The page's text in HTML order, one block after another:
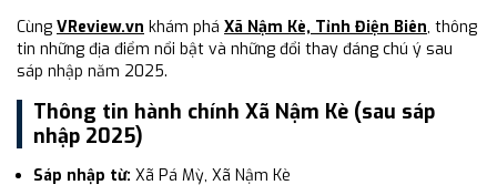
Cùng VReview.vn khám phá Xã Nậm Kè, Tỉnh Điện Biên, thông
tin những địa điểm nổi bật và những đổi thay đáng chú ý sau
sáp nhập năm 2025.
Thông tin hành chính Xã Nậm Kè (sau sáp
nhập 2025)
Sáp nhập từ: Xã Pá Mỳ, Xã Nậm Kè